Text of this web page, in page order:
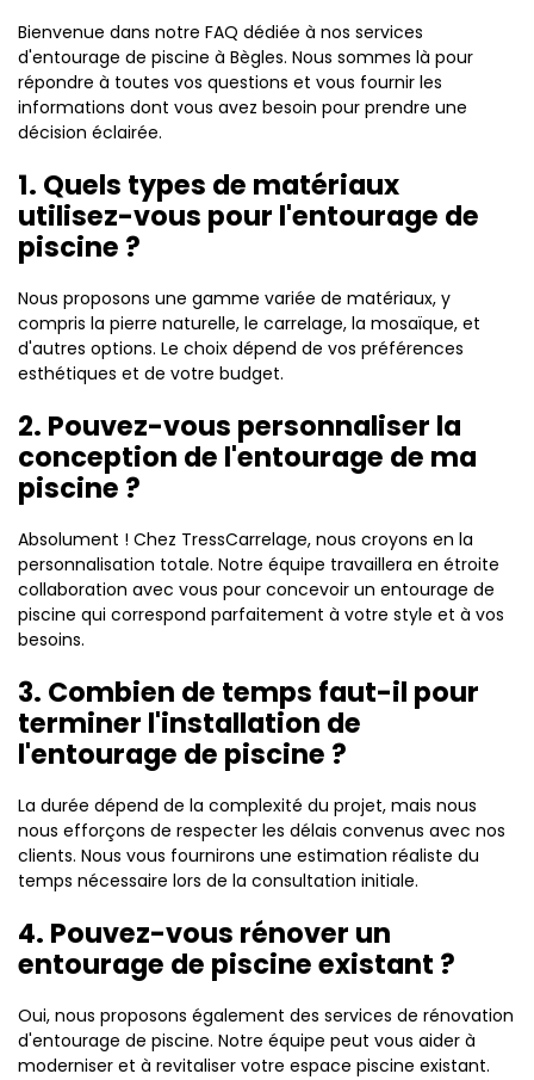
Bienvenue dans notre FAQ dédiée à nos services
d'entourage de piscine à Bègles. Nous sommes là pour
répondre à toutes vos questions et vous fournir les
informations dont vous avez besoin pour prendre une
décision éclairée.
1. Quels types de matériaux
utilisez-vous pour l'entourage de
piscine ?
Nous proposons une gamme variée de matériaux, y
compris la pierre naturelle, le carrelage, la mosaïque, et
d'autres options. Le choix dépend de vos préférences
esthétiques et de votre budget.
2. Pouvez-vous personnaliser la
conception de l'entourage de ma
piscine ?
Absolument ! Chez TressCarrelage, nous croyons en la
personnalisation totale. Notre équipe travaillera en étroite
collaboration avec vous pour concevoir un entourage de
piscine qui correspond parfaitement à votre style et à vos
besoins.
3. Combien de temps faut-il pour
terminer l'installation de
l'entourage de piscine ?
La durée dépend de la complexité du projet, mais nous
nous efforçons de respecter les délais convenus avec nos
clients. Nous vous fournirons une estimation réaliste du
temps nécessaire lors de la consultation initiale.
4. Pouvez-vous rénover un
entourage de piscine existant ?
Oui, nous proposons également des services de rénovation
d'entourage de piscine. Notre équipe peut vous aider à
moderniser et à revitaliser votre espace piscine existant.